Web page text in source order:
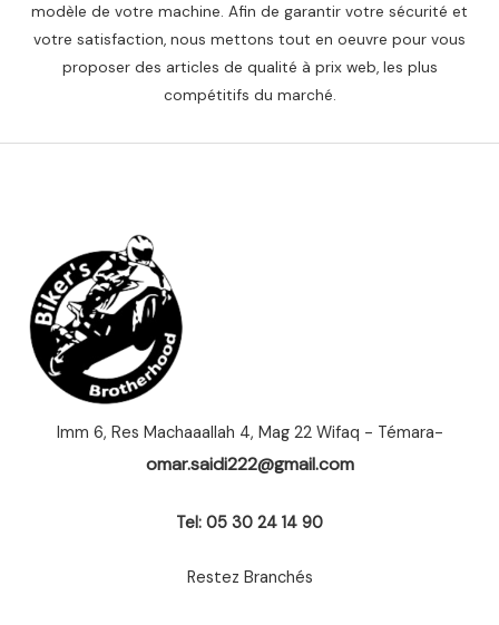
modèle de votre machine. Afin de garantir votre sécurité et
votre satisfaction, nous mettons tout en oeuvre pour vous
proposer des articles de qualité à prix web, les plus
compétitifs du marché.
Imm 6, Res Machaaallah 4, Mag 22 Wifaq - Témara-
omar.saidi222@gmail.com
Tel: 05 30 24 14 90
Restez Branchés